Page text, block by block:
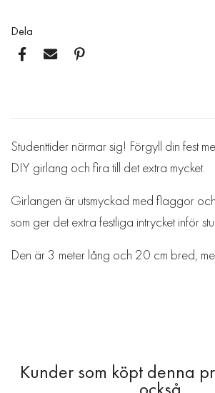
Dela
Studenttider närmar sig! Förgyll din fest
DIY girlang och fira till det extra mycket.
Girlangen är utsmyckad med flaggor
som ger det extra festliga intrycket inför
Den är 3 meter lång och 20 cm bred,